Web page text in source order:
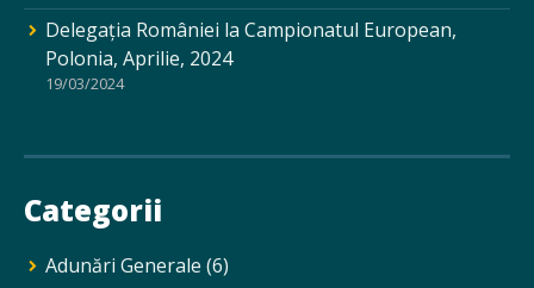
Delegația României la Campionatul European,
Polonia, Aprilie, 2024
19/03/2024
Categorii
Adunări Generale (6)